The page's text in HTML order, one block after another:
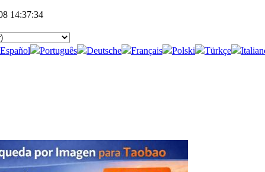
14:37:34
Español Português Deutsche Français Polski Türkçe